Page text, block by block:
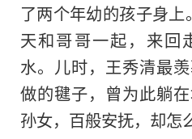
了两个年幼的孩子身
天和哥哥一起，来回
水。儿时，王秀清最
做的毽子，曾为此躺
孙女，百般安抚，却怎